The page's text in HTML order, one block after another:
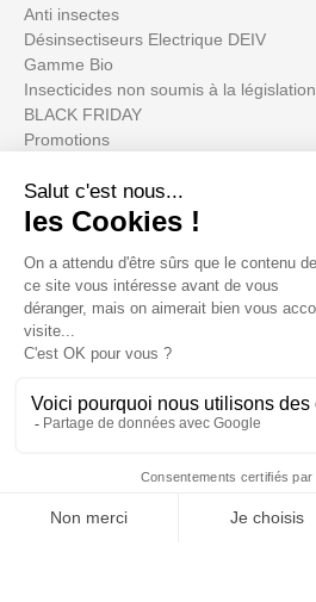
Anti insectes
Désinsectiseurs Electrique DEIV
Gamme Bio
Insecticides non soumis à la législation
BLACK FRIDAY
Promotions
Votre compte
Informations